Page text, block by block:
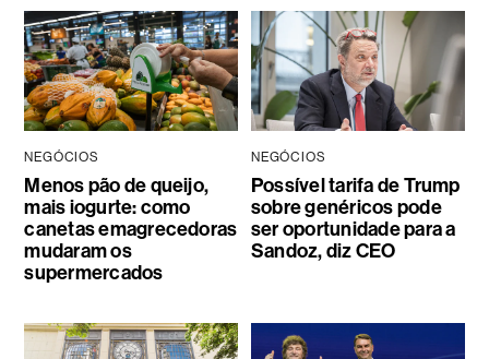
NEGÓCIOS
Menos pão de queijo,
mais iogurte: como
canetas emagrecedoras
mudaram os
supermercados
NEGÓCIOS
Possível tarifa de Trump
sobre genéricos pode
ser oportunidade para a
Sandoz, diz CEO